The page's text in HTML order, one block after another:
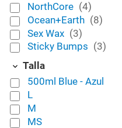
NorthCore (4)
Ocean+Earth (8)
Sex Wax (3)
Sticky Bumps (3)
Talla
500ml Blue - Azul
L
M
MS